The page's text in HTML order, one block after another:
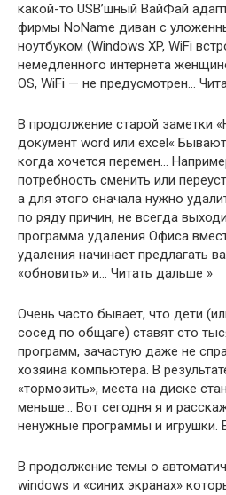
какой-то USB’шный ВайФай
фирмы NoName диван с
ноутбуком (Windows XP, WiFi
немедленного интернета
OS, WiFi — не предусмотрен…
В продолжение старой заметки
документ word или excel«
когда хочется перемен…
потребность сменить или
а для этого сначала нужно
по ряду причин, не всегда
программа удаления Офиса
удаления начинает предлагать
«обновить» и… Читать дальше »
Очень часто бывает, что дети
сосед по общаге) ставят сто
программ, зачастую даже не
хозяина компьютера. В
«тормозить», места на диске
меньше… Вот сегодня я и
ненужные программы и игрушки.
В продолжение темы о
windows и «синих экранах»